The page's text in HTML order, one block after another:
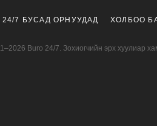
7 БУСАД ОРНУУДАД ХОЛБОО
Buro 24/7. Зохиогчийн эрх хуулиар